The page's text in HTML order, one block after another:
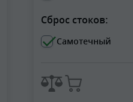
Сброс стоков:
Самотечный